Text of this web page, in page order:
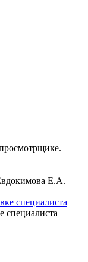
Е.А.
специалиста